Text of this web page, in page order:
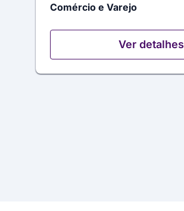
Comércio e Varejo
Ver detalhes